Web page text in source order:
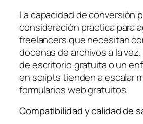
La capacidad de conversión
consideración práctica para
freelancers que necesitan
docenas de archivos a la
de escritorio gratuita o un
en scripts tienden a escalar
formularios web gratuitos.
Compatibilidad y calidad de